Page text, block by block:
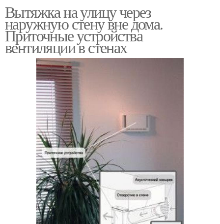
Вытяжка на улицу через
наружную стену вне дома.
Приточные устройства
вентиляции в стенах